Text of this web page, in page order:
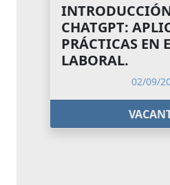
CHATGPT:
PRÁCTICAS EN
LABORAL.
02/09/